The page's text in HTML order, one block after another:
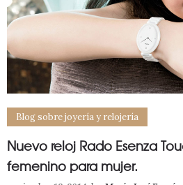
Blog sobre joyería y relojería
Nuevo reloj Rado Esenza
femenino para mujer.